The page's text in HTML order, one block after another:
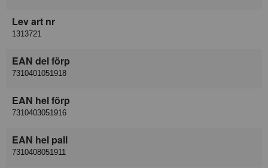
Lev art nr
1313721
EAN del förp
7310401051918
EAN hel förp
7310403051916
EAN hel pall
7310408051911